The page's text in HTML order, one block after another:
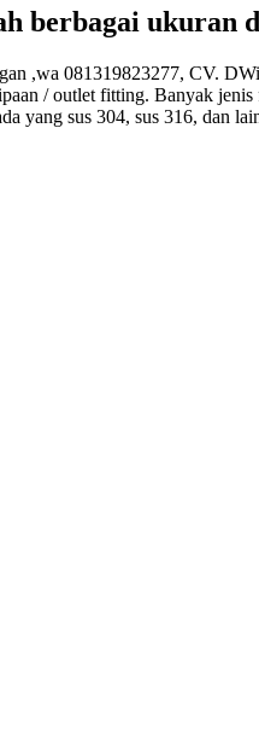
ukuran
,wa 081319823277, CV.
/ outlet fitting. Banyak
yang sus 304, sus 316, dan